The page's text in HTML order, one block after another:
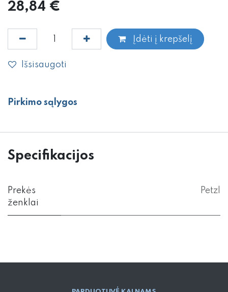
28,84 €
Įdėti į krepšelį
Išsisaugoti
Pirkimo sąlygos
Specifikacijos
Prekės
ženklai
Petzl